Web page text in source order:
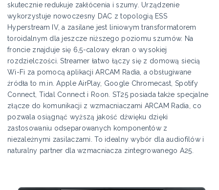
skutecznie redukuje zakłócenia i szumy. Urządzenie
wykorzystuje nowoczesny DAC z topologią ESS
Hyperstream IV, a zasilane jest liniowym transformatorem
toroidalnym dla jeszcze niższego poziomu szumów. Na
froncie znajduje się 6,5-calowy ekran o wysokiej
rozdzielczości. Streamer łatwo łączy się z domową siecią
Wi-Fi za pomocą aplikacji ARCAM Radia, a obsługiwane
źródła to m.in. Apple AirPlay, Google Chromecast, Spotify
Connect, Tidal Connect i Roon. ST25 posiada także specjalne
złącze do komunikacji z wzmacniaczami ARCAM Radia, co
pozwala osiągnąć wyższą jakość dźwięku dzięki
zastosowaniu odseparowanych komponentów z
niezależnymi zasilaczami. To idealny wybór dla audiofilów i
naturalny partner dla wzmacniacza zintegrowanego A25.